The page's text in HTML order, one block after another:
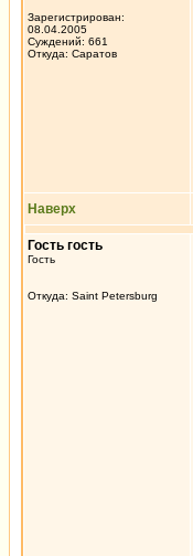
Зарегистрирован:
08.04.2005
Суждений: 661
Откуда: Саратов
Наверх
Гость гость
Гость
Откуда: Saint Petersburg